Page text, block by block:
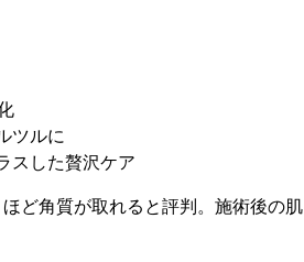
ツルに
スした贅沢ケア
ど角質が取れると評判。施術後の肌